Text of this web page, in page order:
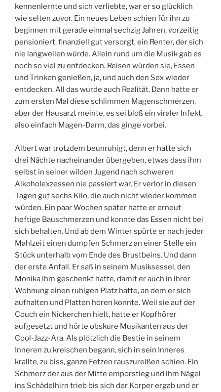
kennenlernte und sich verliebte, war er so glücklich
wie selten zuvor. Ein neues Leben schien für ihn zu
beginnen mit gerade einmal sechzig Jahren, vorzeitig
pensioniert, finanziell gut versorgt, ein Renter, der sich
nie langweilen würde. Allein rund um die Musik gab es
noch so viel zu entdecken. Reisen würden sie, Essen
und Trinken genießen, ja, und auch den Sex wieder
entdecken. All das wurde auch Realität. Dann hatte er
zum ersten Mal diese schlimmen Magenschmerzen,
aber der Hausarzt meinte, es sei bloß ein viraler Infekt,
also einfach Magen-Darm, das ginge vorbei.
Albert war trotzdem beunruhigt, denn er hatte sich
drei Nächte nacheinander übergeben, etwas dass ihm
selbst in seiner wilden Jugend nach schweren
Alkoholexzessen nie passiert war. Er verlor in diesen
Tagen gut sechs Kilo, die auch nicht wieder kommen
würden. Ein paar Wochen später hatte er erneut
heftige Bauschmerzen und konnte das Essen nicht bei
sich behalten. Und ab dem Winter spürte er nach jeder
Mahlzeit einen dumpfen Schmerz an einer Stelle ein
Stück unterhalb vom Ende des Brustbeins. Und dann
der erste Anfall. Er saß in seinem Musiksessel, den
Monika ihm geschenkt hatte, damit er auch in ihrer
Wohnung einen ruhigen Platz hatte, an dem er sich
aufhalten und Platten hören konnte. Weil sie auf der
Couch ein Nickerchen hielt, hatte er Kopfhörer
aufgesetzt und hörte obskure Musikanten aus der
Cool-Jazz-Ära. Als plötzlich die Bestie in seinem
Inneren zu kreischen begann, sich in sein Inneres
krallte, zu biss, ganze Fetzen rauszureißen schien. Ein
Schmerz der aus der Mitte emporstieg und ihm Nägel
ins Schädelhirn trieb bis sich der Körper ergab und er